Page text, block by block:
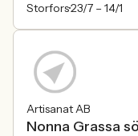
Storfors23/7 – 14/1
Artisanat AB
Nonna Grassa